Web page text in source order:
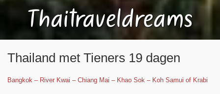
Thaitraveldreams
Thailand met Tieners 19 dagen
Bangkok – River Kwai – Chiang Mai – Khao Sok – Koh Samui of Krabi